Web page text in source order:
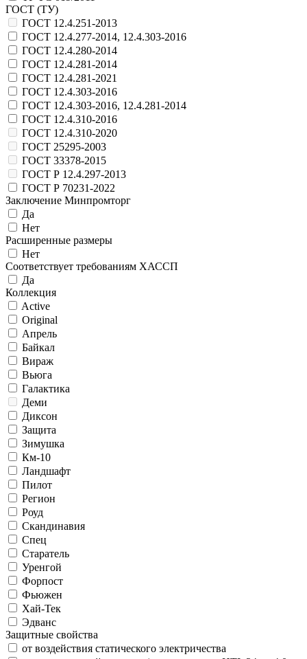
ГОСТ (ТУ)
ГОСТ 12.4.251-2013
ГОСТ 12.4.277-2014, 12.4.303-2016
ГОСТ 12.4.280-2014
ГОСТ 12.4.281-2014
ГОСТ 12.4.281-2021
ГОСТ 12.4.303-2016
ГОСТ 12.4.303-2016, 12.4.281-2014
ГОСТ 12.4.310-2016
ГОСТ 12.4.310-2020
ГОСТ 25295-2003
ГОСТ 33378-2015
ГОСТ Р 12.4.297-2013
ГОСТ Р 70231-2022
Заключение Минпромторг
Да
Нет
Расширенные размеры
Нет
Соответствует требованиям ХАССП
Да
Коллекция
Activе
Original
Апрель
Байкал
Вираж
Вьюга
Галактика
Деми
Диксон
Защита
Зимушка
Км-10
Ландшафт
Пилот
Регион
Роуд
Скандинавия
Спец
Старатель
Уренгой
Форпост
Фьюжен
Хай-Тек
Эдванс
Защитные свойства
от воздействия статического электричества